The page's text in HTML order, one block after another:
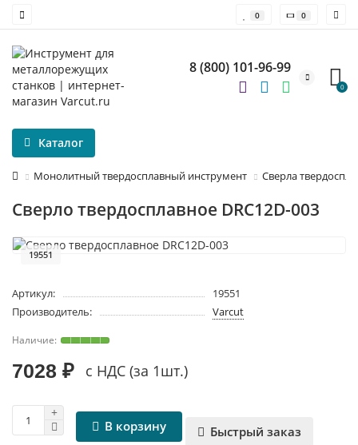
0 0
8 (800) 101-96-99
0
Каталог
Монолитный твердосплавный инструмент Сверла
Сверло твердосплавное DRC12D-003
19551
Артикул:
19551
Производитель:
Varcut
7028 ₽ с НДС (за 1шт.)
В корзину Быстрый заказ